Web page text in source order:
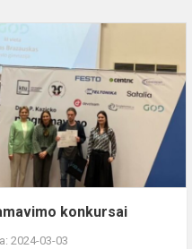
konkursai
2024-03-03